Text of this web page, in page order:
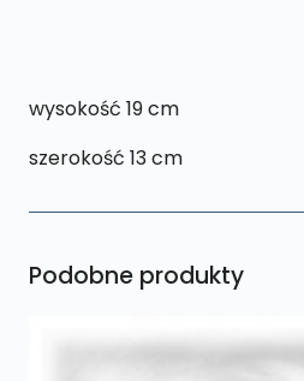
wysokość 19 cm
szerokość 13 cm
Podobne produkty